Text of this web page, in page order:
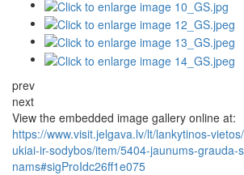
prev
next
View the embedded image gallery online at:
https://www.visit.jelgava.lv/lt/lankytinos-
ukiai-ir-sodybos/item/5404-jaunums-grauda-
nams#sigProIdc26ff1e075